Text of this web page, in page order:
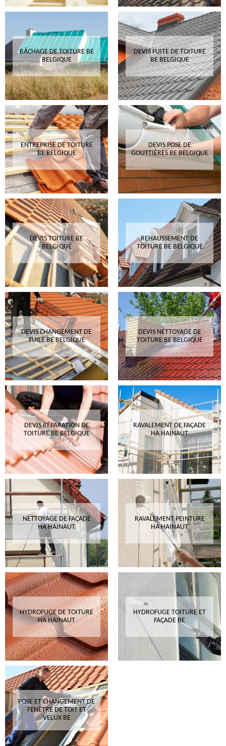
BÂCHAGE DE TOITURE BE
BELGIQUE
DEVIS FUITE DE TOITURE
BE BELGIQUE
ENTREPRISE DE TOITURE
BE BELGIQUE
DEVIS POSE DE
GOUTTIÈRES BE BELGIQUE
DEVIS TOITURE BE
BELGIQUE
REHAUSSEMENT DE
TOITURE BE BELGIQUE
DEVIS CHANGEMENT DE
TUILE BE BELGIQUE
DEVIS NETTOYAGE DE
TOITURE BE BELGIQUE
DEVIS RÉPARATION DE
TOITURE BE BELGIQUE
RAVALEMENT DE FAÇADE
HA HAINAUT
NETTOYAGE DE FAÇADE
HA HAINAUT
RAVALEMENT PEINTURE
HA HAINAUT
HYDROFUGE DE TOITURE
HA HAINAUT
HYDROFUGE TOITURE ET
FAÇADE BE
POSE ET CHANGEMENT DE
FENÊTRE DE TOIT ET
VELUX BE